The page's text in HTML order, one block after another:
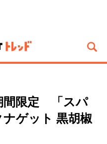
間限定 「スパ
ゲット 黒胡椒